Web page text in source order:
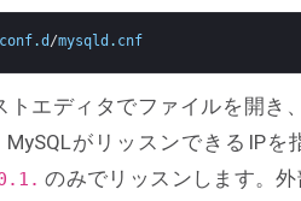
conf.d /mysqld . cnf
トエディタでファイルを開き
がリッスンできるIP
のみでリッスンします。